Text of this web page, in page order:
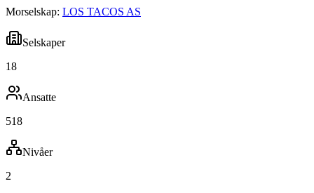
Morselskap: LOS TACOS AS
Selskaper
18
Ansatte
518
Nivåer
2